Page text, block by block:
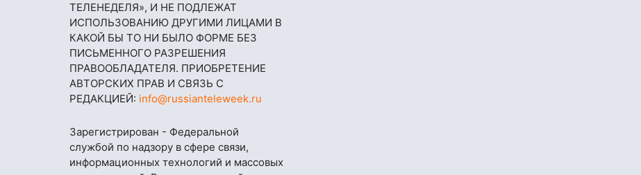
ТЕЛЕНЕДЕЛЯ», И НЕ ПОДЛЕЖАТ
ИСПОЛЬЗОВАНИЮ ДРУГИМИ ЛИЦАМИ В
КАКОЙ БЫ ТО НИ БЫЛО ФОРМЕ БЕЗ
ПИСЬМЕННОГО РАЗРЕШЕНИЯ
ПРАВООБЛАДАТЕЛЯ. ПРИОБРЕТЕНИЕ
АВТОРСКИХ ПРАВ И СВЯЗЬ С
РЕДАКЦИЕЙ: info@russianteleweek.ru
Зарегистрирован - Федеральной
службой по надзору в сфере связи,
информационных технологий и массовых